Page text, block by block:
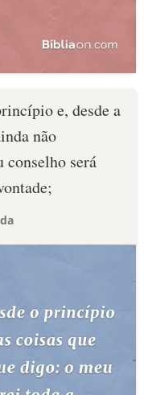
e, desde a
não
conselho será